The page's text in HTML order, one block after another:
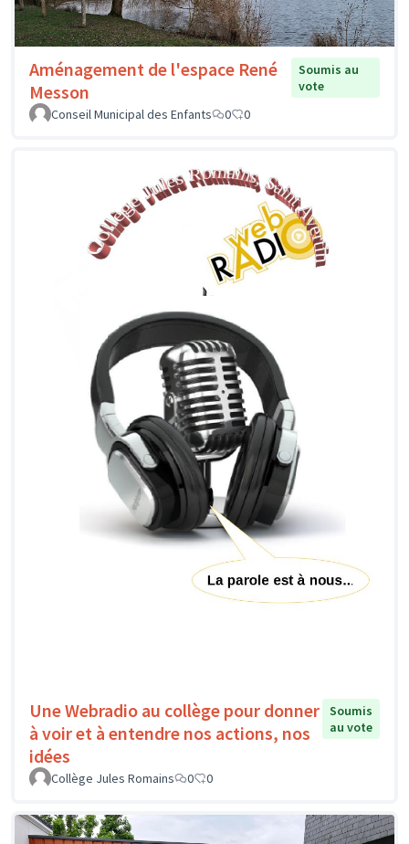
Aménagement de l'espace René
Messon
Soumis au
vote
Conseil Municipal des Enfants
0 0
Une Webradio au collège pour donner
à voir et à entendre nos actions, nos
idées
Soumis
au vote
Collège Jules Romains 0 0